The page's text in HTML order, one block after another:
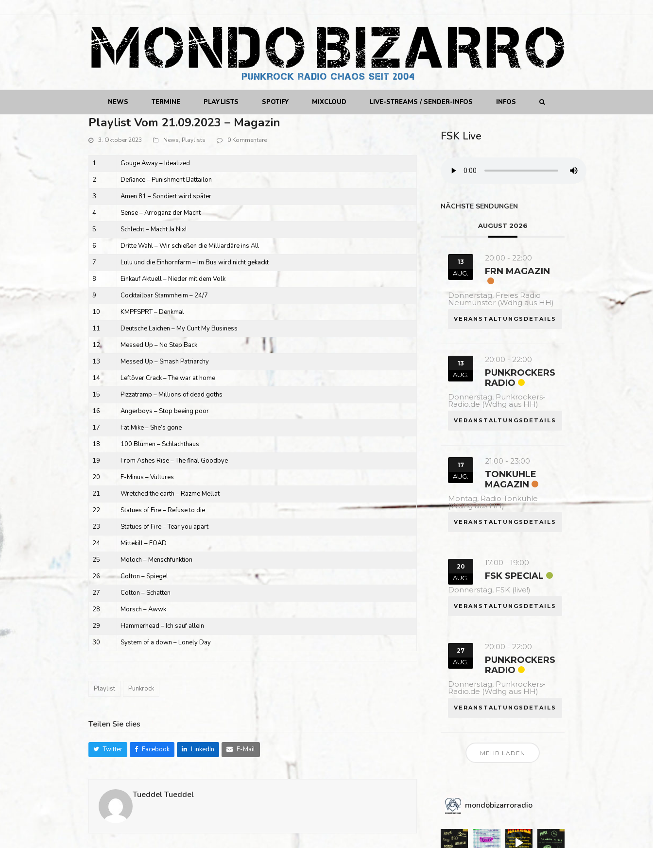
NEWS TERMINE PLAYLISTS SPOTIFY MIXCLOUD LIVE-STREAMS / SENDER-INFOS INFOS
Playlist Vom 21.09.2023 – Magazin
3. Oktober 2023 News, Playlists 0 Kommentare
1
Gouge Away – Idealized
2
Defiance – Punishment Battailon
3
Amen 81 – Sondiert wird später
4
Sense – Arroganz der Macht
5
Schlecht – Macht Ja Nix!
6
Dritte Wahl – Wir schießen die Milliardäre ins All
7
Lulu und die Einhornfarm – Im Bus wird nicht gekackt
8
Einkauf Aktuell – Nieder mit dem Volk
9
Cocktailbar Stammheim – 24/7
10
KMPFSPRT – Denkmal
11
Deutsche Laichen – My Cunt My Business
12
Messed Up – No Step Back
13
Messed Up – Smash Patriarchy
14
Leftöver Crack – The war at home
15
Pizzatramp – Millions of dead goths
16
Angerboys – Stop beeing poor
17
Fat Mike – She’s gone
18
100 Blumen – Schlachthaus
19
From Ashes Rise – The final Goodbye
20
F-Minus – Vultures
21
Wretched the earth – Razme Mellat
22
Statues of Fire – Refuse to die
23
Statues of Fire – Tear you apart
24
Mittekill – FOAD
25
Moloch – Menschfunktion
26
Colton – Spiegel
27
Colton – Schatten
28
Morsch – Awwk
29
Hammerhead – Ich sauf allein
30
System of a down – Lonely Day
Playlist Punkrock
Teilen Sie dies
Twitter Facebook LinkedIn E-Mail
Tueddel Tueddel
FSK Live
NÄCHSTE SENDUNGEN
AUGUST 2026
13
AUG.
20:00 - 22:00
FRN MAGAZIN
Donnerstag, Freies Radio
Neumünster (Wdhg aus HH)
VERANSTALTUNGSDETAILS
13
AUG.
20:00 - 22:00
PUNKROCKERS
RADIO
Donnerstag, Punkrockers-
Radio.de (Wdhg aus HH)
VERANSTALTUNGSDETAILS
17
AUG.
21:00 - 23:00
TONKUHLE
MAGAZIN
Montag, Radio Tonkuhle
(Wdhg aus HH)
VERANSTALTUNGSDETAILS
20
AUG.
17:00 -19:00
FSK SPECIAL
Donnerstag, FSK (live!)
VERANSTALTUNGSDETAILS
27
AUG.
20:00 - 22:00
PUNKROCKERS
RADIO
Donnerstag, Punkrockers-
Radio.de (Wdhg aus HH)
VERANSTALTUNGSDETAILS
MEHR LADEN
mondobizarroradio